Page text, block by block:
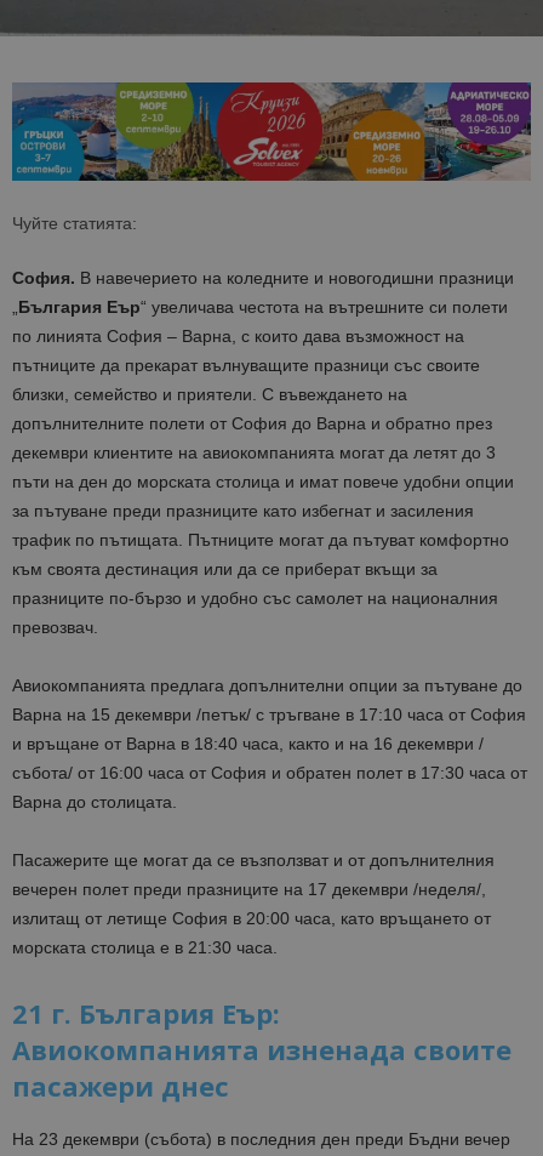
Чуйте статията:
София. В навечерието на коледните и новогодишни празници
„България Еър“ увеличава честота на вътрешните си полети
по линията София – Варна, с които дава възможност на
пътниците да прекарат вълнуващите празници със своите
близки, семейство и приятели. С въвеждането на
допълнителните полети от София до Варна и обратно през
декември клиентите на авиокомпанията могат да летят до 3
пъти на ден до морската столица и имат повече удобни опции
за пътуване преди празниците като избегнат и засиления
трафик по пътищата. Пътниците могат да пътуват комфортно
към своята дестинация или да се приберат вкъщи за
празниците по-бързо и удобно със самолет на националния
превозвач.
Авиокомпанията предлага допълнителни опции за пътуване до
Варна на 15 декември /петък/ с тръгване в 17:10 часа от София
и връщане от Варна в 18:40 часа, както и на 16 декември /
събота/ от 16:00 часа от София и обратен полет в 17:30 часа от
Варна до столицата.
Пасажерите ще могат да се възползват и от допълнителния
вечерен полет преди празниците на 17 декември /неделя/,
излитащ от летище София в 20:00 часа, като връщането от
морската столица е в 21:30 часа.
21 г. България Еър:
Авиокомпанията изненада своите
пасажери днес
На 23 декември (събота) в последния ден преди Бъдни вечер